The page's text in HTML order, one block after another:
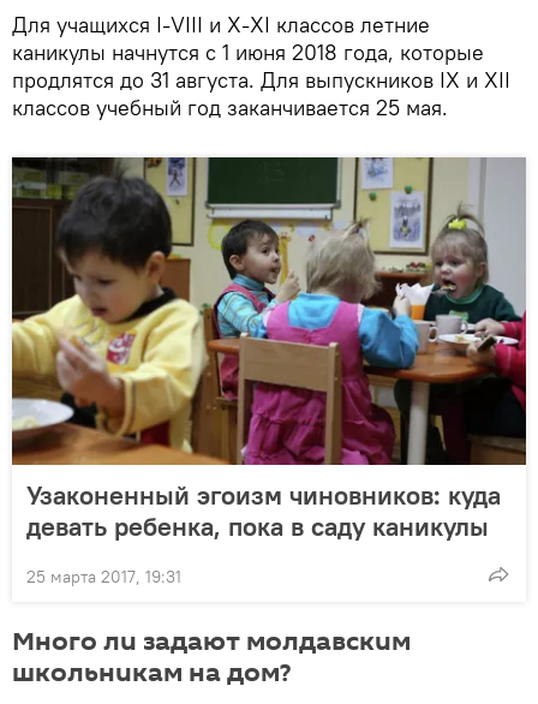
Для учащихся I-VIII и X-XI классов летние
каникулы начнутся с 1 июня 2018 года, которые
продлятся до 31 августа. Для выпускников IX и XII
классов учебный год заканчивается 25 мая.
Узаконенный эгоизм чиновников: куда
девать ребенка, пока в саду каникулы
25 марта 2017, 19:31
Много ли задают молдавским
школьникам на дом?